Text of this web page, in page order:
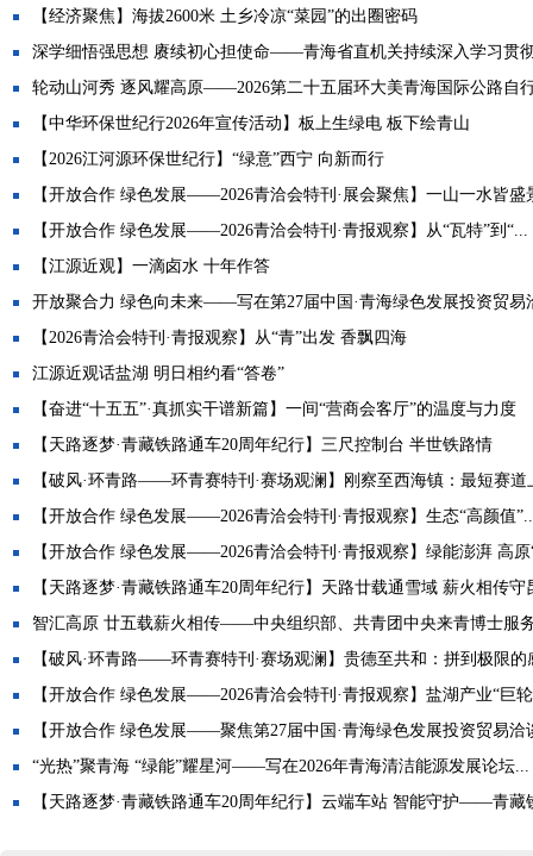
【经济聚焦】海拔2600米 土乡冷凉“菜园”的出圈密码
深学细悟强思想 赓续初心担使命——青海省直机关持续深入学习贯
轮动山河秀 逐风耀高原——2026第二十五届环大美青海国际公路自
【中华环保世纪行2026年宣传活动】板上生绿电 板下绘青山
【2026江河源环保世纪行】“绿意”西宁 向新而行
【开放合作 绿色发展——2026青洽会特刊·展会聚焦】一山一水皆盛
【开放合作 绿色发展——2026青洽会特刊·青报观察】从“瓦特”到“...
【江源近观】一滴卤水 十年作答
开放聚合力 绿色向未来——写在第27届中国·青海绿色发展投资贸易
【2026青洽会特刊·青报观察】从“青”出发 香飘四海
江源近观话盐湖 明日相约看“答卷”
【奋进“十五五”·真抓实干谱新篇】一间“营商会客厅”的温度与力度
【天路逐梦·青藏铁路通车20周年纪行】三尺控制台 半世铁路情
【破风·环青路——环青赛特刊·赛场观澜】刚察至西海镇：最短赛道
【开放合作 绿色发展——2026青洽会特刊·青报观察】生态“高颜值
【开放合作 绿色发展——2026青洽会特刊·青报观察】绿能澎湃 高原
【天路逐梦·青藏铁路通车20周年纪行】天路廿载通雪域 薪火相传守
智汇高原 廿五载薪火相传——中央组织部、共青团中央来青博士服
【破风·环青路——环青赛特刊·赛场观澜】贵德至共和：拼到极限的
【开放合作 绿色发展——2026青洽会特刊·青报观察】盐湖产业“巨
【开放合作 绿色发展——聚焦第27届中国·青海绿色发展投资贸易洽
“光热”聚青海 “绿能”耀星河——写在2026年青海清洁能源发展论坛...
【天路逐梦·青藏铁路通车20周年纪行】云端车站 智能守护——青藏